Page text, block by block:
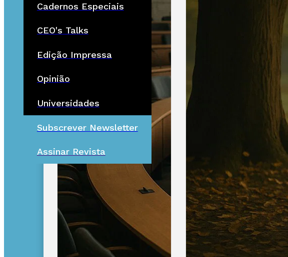
Cadernos Especiais
CEO's Talks
Edição Impressa
Opinião
Universidades
Subscrever Newsletter
Assinar Revista